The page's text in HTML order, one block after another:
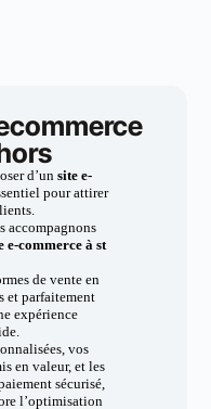
d’unsite e-
pour attirer
accompagnons
e-commerce à st
de vente en
et parfaitement
expérience
vos
en valeur, et les
sécurisé,
l’optimisation